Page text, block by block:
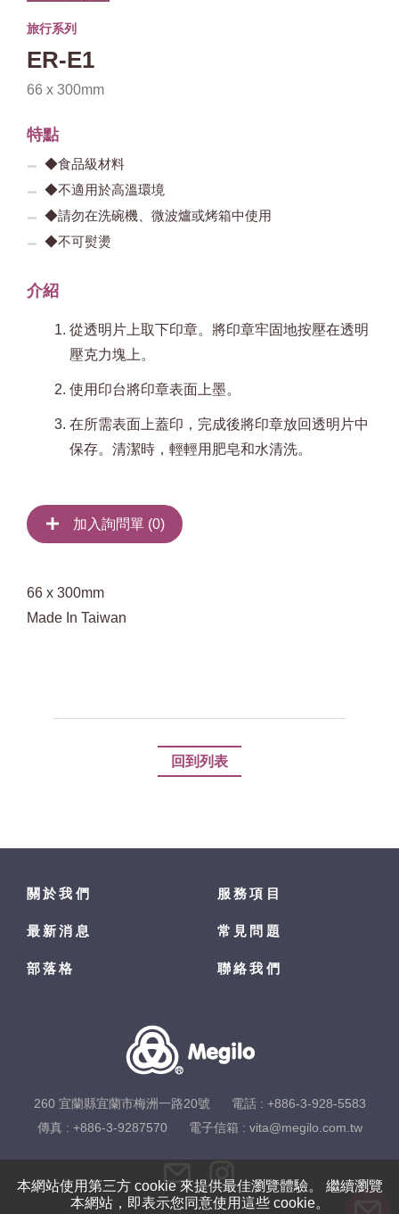
旅行系列
ER-E1
66 x 300mm
特點
◆食品級材料
◆不適用於高溫環境
◆請勿在洗碗機、微波爐或烤箱中使用
◆不可熨燙
介紹
從透明片上取下印章。將印章牢固地按壓在透明
壓克力塊上。
使用印台將印章表面上墨。
在所需表面上蓋印，完成後將印章放回透明片中
保存。清潔時，輕輕用肥皂和水清洗。
加入詢問單 (0)
66 x 300mm
Made In Taiwan
回到列表
本網站使用第三方 cookie 來提供最佳瀏覽體驗。 繼續瀏覽
本網站，即表示您同意使用這些 cookie。
關於我們 服務項目
最新消息 常見問題
部落格 聯絡我們
260 宜蘭縣宜蘭市梅洲一路20號 電話 : +886-3-928-5583
傳真 : +886-3-9287570
電子信箱 : vita@megilo.com.tw